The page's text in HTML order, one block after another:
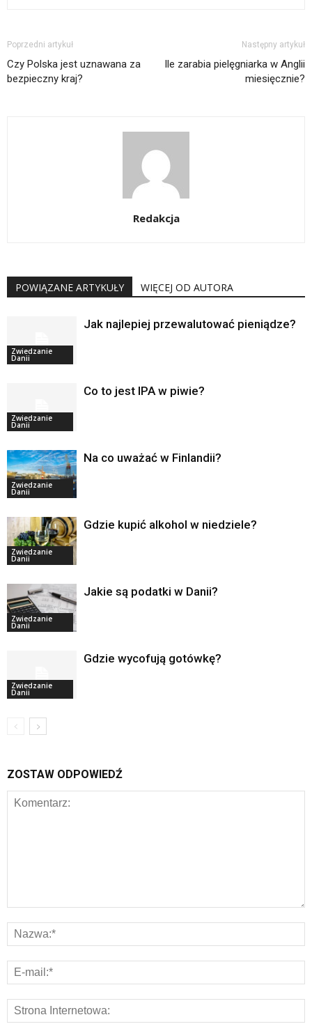
Poprzedni artykuł
Czy Polska jest uznawana za
bezpieczny kraj?
Następny artykuł
Ile zarabia pielęgniarka w Anglii
miesięcznie?
Redakcja
POWIĄZANE ARTYKUŁY WIĘCEJ OD AUTORA
Zwiedzanie
Danii
Jak najlepiej przewalutować pieniądze?
Zwiedzanie
Danii
Co to jest IPA w piwie?
Zwiedzanie
Danii
Na co uważać w Finlandii?
Zwiedzanie
Danii
Gdzie kupić alkohol w niedziele?
Zwiedzanie
Danii
Jakie są podatki w Danii?
Zwiedzanie
Danii
Gdzie wycofują gotówkę?
ZOSTAW ODPOWIEDŹ